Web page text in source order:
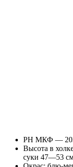
РН МКФ —
Высота в
суки 47—53